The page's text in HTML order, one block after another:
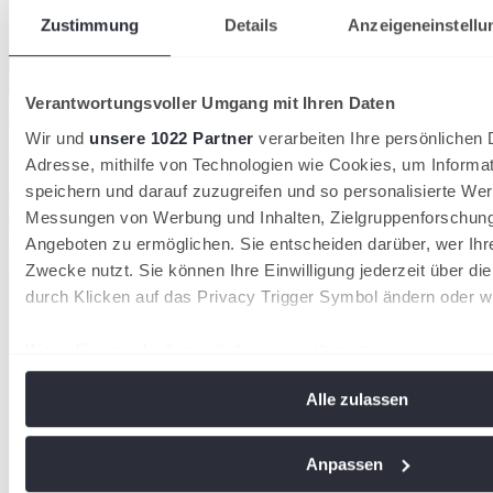
Zustimmung Details
Verantwortungsvoller Umgang mit Ihren Daten
Wir und unsere 1022 Partner verarbeiten Ihre persönlichen
Adresse, mithilfe von Technologien wie Cookies, um
speichern und darauf zuzugreifen und so personalisierte
Messungen von Werbung und Inhalten,
Angeboten zu ermöglichen. Sie entscheiden darüber, wer
Zwecke nutzt. Sie können Ihre Einwilligung jederzeit über
durch Klicken auf das Privacy Trigger Symbol ändern oder
Ihr Gerät durch aktives Scannen nach bestimmten
Alle zulassen
Anpassen
Der DTB verzeichnet 2026 insgesamt 1.553.580 Mitglieder in 8.612
Tennisvereinen
28/07/2026
36.000 neue Mitglieder: Tennis wächst 2026 stärker
als in den Vorjahren
Deutscher Tennis Bund